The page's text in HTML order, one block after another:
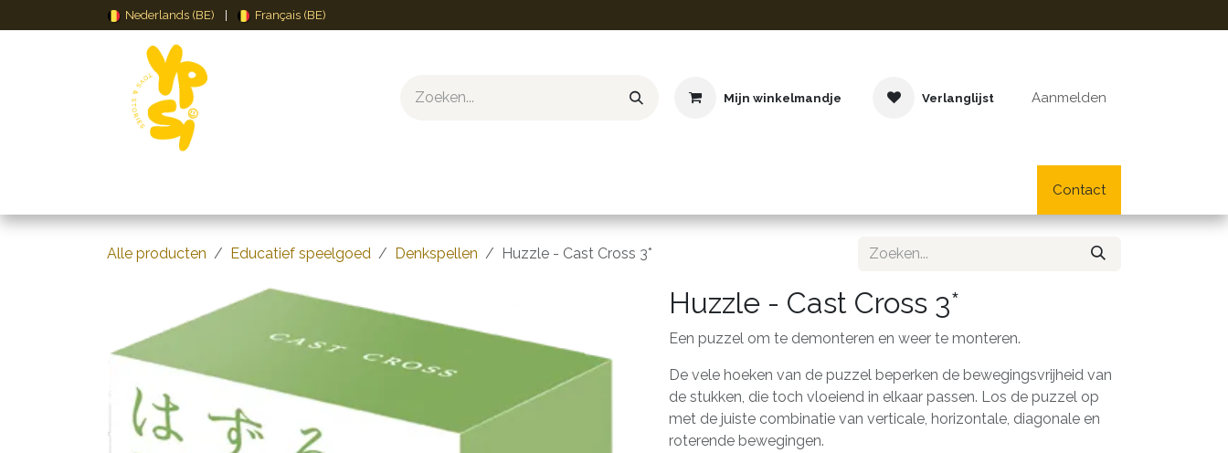
Overslaan naar inhoudNederlands (BE) Français (BE)
Mijn winkelmandje Verlanglijst Aanmelden
Lifestyle
Contact
Alle producten Educatief speelgoed Denkspellen Huzzle - Cast Cross 3*
Huzzle - Cast Cross 3*
Een puzzel om te demonteren en weer te monteren.
De vele hoeken van de puzzel beperken de bewegingsvrijheid van
de stukken, die toch vloeiend in elkaar passen. Los de puzzel op
met de juiste combinatie van verticale, horizontale, diagonale en
roterende bewegingen.